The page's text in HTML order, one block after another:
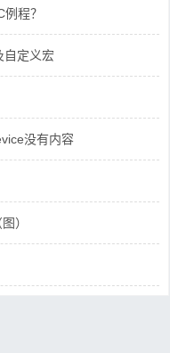
程？
自定义宏
没有内容
）